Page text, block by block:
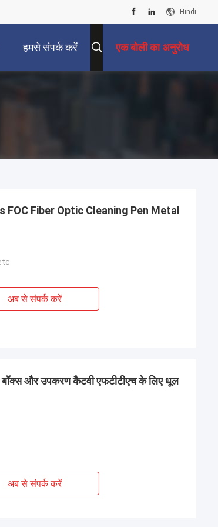
Hindi
हमसे संपर्क करें एक बोली का अनुरोध
FOC Fiber Optic Cleaning Pen Metal
अब से संपर्क करें
बॉक्स और उपकरण कैटवी एफटीटीएच के लिए धूल
अब से संपर्क करें